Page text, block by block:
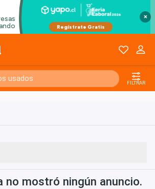
×
FILTRAR
no mostró ningún anuncio.